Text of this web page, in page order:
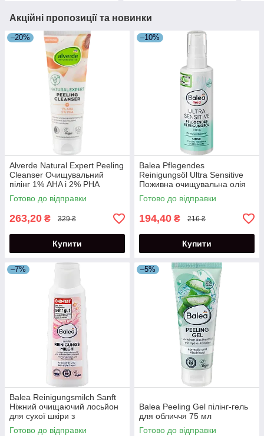
Акційні пропозиції та новинки
–20%
Alverde Natural Expert Peeling
Cleanser Очищувальний
пілінг 1% AHA і 2% PHA
кислотами 125 мл
Готово до відправки
263,20 ₴ 329 ₴
Купити
–10%
Balea Pflegendes
Reinigungsöl Ultra Sensitive
Поживна очищувальна олія
для обличчя 100 мл
Готово до відправки
194,40 ₴ 216 ₴
Купити
–7%
Balea Reinigungsmilch Sanft
Ніжний очищаючий лосьйон
для сухої шкіри з
провітаміном В5 200 мл
Готово до відправки
–5%
Balea Peeling Gel пілінг-гель
для обличчя 75 мл
Готово до відправки